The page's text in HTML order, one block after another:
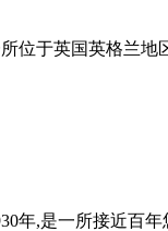
位于英国英格兰
年,是一所接近百